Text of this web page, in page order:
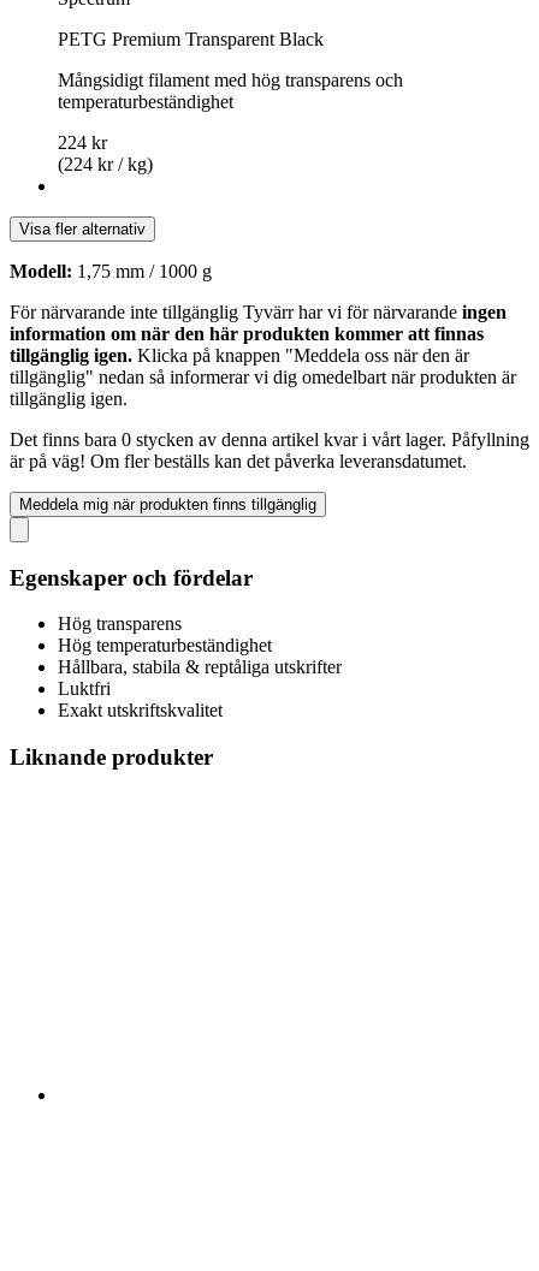
PETG Premium Transparent Black
Mångsidigt filament med hög transparens och
temperaturbeständighet
224 kr
(224 kr / kg)
Visa fler alternativ
Modell: 1,75 mm / 1000 g
För närvarande inte tillgänglig Tyvärr har vi för närvarande ingen
information om när den här produkten kommer att finnas
tillgänglig igen. Klicka på knappen "Meddela oss när den är
tillgänglig" nedan så informerar vi dig omedelbart när produkten är
tillgänglig igen.
Det finns bara 0 stycken av denna artikel kvar i vårt lager. Påfyllning
är på väg! Om fler beställs kan det påverka leveransdatumet.
Meddela mig när produkten finns tillgänglig
Egenskaper och fördelar
Hög transparens
Hög temperaturbeständighet
Hållbara, stabila & reptåliga utskrifter
Luktfri
Exakt utskriftskvalitet
Liknande produkter